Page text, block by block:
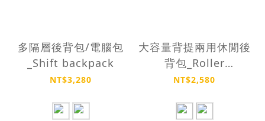
多隔層後背包/電腦包
_Shift backpack
NT$3,280
大容量背提兩用休閒後
背包_Roller
backpack
NT$2,580